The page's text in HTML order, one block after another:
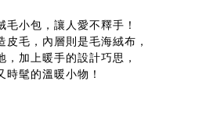
毛小包，讓人愛不釋手！
皮毛，內層則是毛海絨布，
，加上暖手的設計巧思，
時髦的溫暖小物！